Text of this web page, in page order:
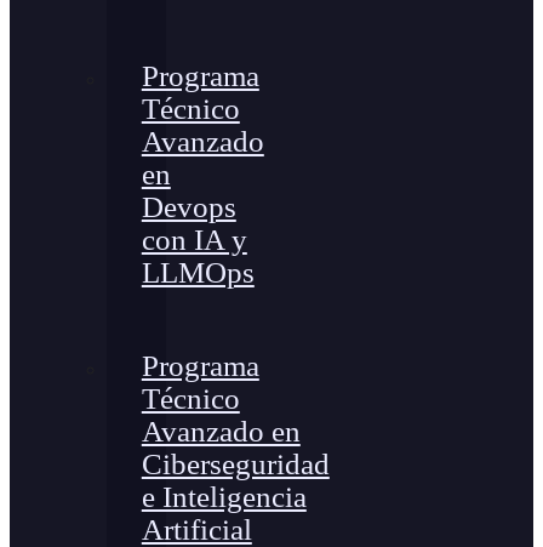
Programa
Técnico
Avanzado
en
Devops
con IA y
LLMOps
Programa
Técnico
Avanzado en
Ciberseguridad
e Inteligencia
Artificial